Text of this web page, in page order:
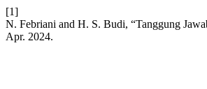
[1]
N. Febriani and H. S. Budi, “Tanggung
Apr. 2024.